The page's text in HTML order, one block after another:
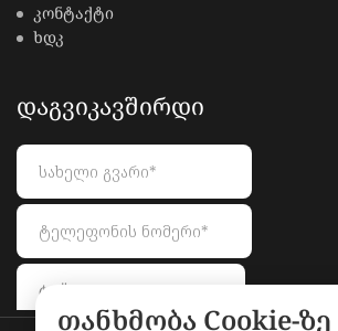
კონტაქტი
ხდკ
ᲓᲐᲒᲕᲘᲙᲐᲕᲨᲘᲠᲓᲘ
თანხმობა Cookie-ზე